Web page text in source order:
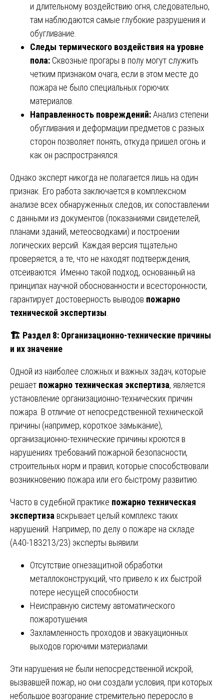
и длительному воздействию огня, следовательно,
там наблюдаются самые глубокие разрушения и
обугливание.
Следы термического воздействия на уровне
пола: Сквозные прогары в полу могут служить
четким признаком очага, если в этом месте до
пожара не было специальных горючих
материалов.
Направленность повреждений:Анализ степени
обугливания и деформации предметов с разных
сторон позволяет понять, откуда пришел огонь и
как он распространялся.
Однако эксперт никогда не полагается лишь на один
признак. Его работа заключается в комплексном
анализе всех обнаруженных следов, их сопоставлении
с данными из документов (показаниями свидетелей,
планами зданий, метеосводками) и построении
логических версий. Каждая версия тщательно
проверяется, а те, что не находят подтверждения,
отсеиваются. Именно такой подход, основанный на
принципах научной обоснованности и всесторонности,
гарантирует достоверность выводов пожарно
технической экспертизы
🏗 ️ Раздел 8: Организационно-технические причины
и их значение
Одной из наиболее сложных и важных задач, которые
решает пожарно техническая экспертиза, является
установление организационно-технических причин
пожара. В отличие от непосредственной технической
причины (например, короткое замыкание),
организационно-технические причины кроются в
нарушениях требований пожарной безопасности,
строительных норм и правил, которые способствовали
возникновению пожара или его быстрому развитию.
Часто в судебной практике пожарно техническая
экспертиза вскрывает целый комплекс таких
нарушений. Например, по делу о пожаре на складе
(А40-183213/23) эксперты выявили:
Отсутствие огнезащитной обработки
металлоконструкций, что привело к их быстрой
потере несущей способности.
Неисправную систему автоматического
пожаротушения.
Захламленность проходов и эвакуационных
выходов горючими материалами.
Эти нарушения не были непосредственной искрой,
вызвавшей пожар, но они создали условия, при которых
небольшое возгорание стремительно переросло в